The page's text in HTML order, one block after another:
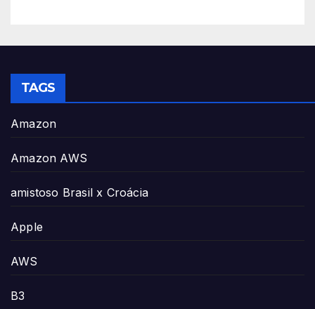
TAGS
Amazon
Amazon AWS
amistoso Brasil x Croácia
Apple
AWS
B3